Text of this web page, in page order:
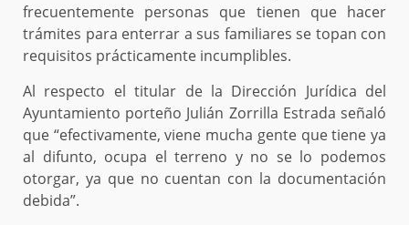
frecuentemente personas que tienen que hacer
trámites para enterrar a sus familiares se topan con
requisitos prácticamente incumplibles.
Al respecto el titular de la Dirección Jurídica del
Ayuntamiento porteño Julián Zorrilla Estrada señaló
que “efectivamente, viene mucha gente que tiene ya
al difunto, ocupa el terreno y no se lo podemos
otorgar, ya que no cuentan con la documentación
debida”.